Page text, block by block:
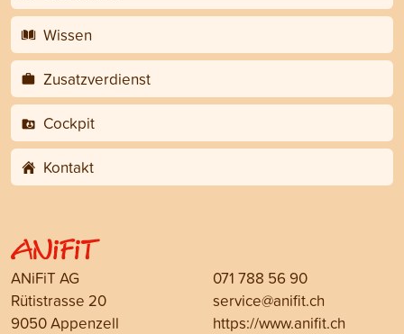
Wissen
Zusatzverdienst
Cockpit
Kontakt
ANiFiT AG
Rütistrasse 20
9050 Appenzell
071 788 56 90
service@anifit.ch
https://www.anifit.ch